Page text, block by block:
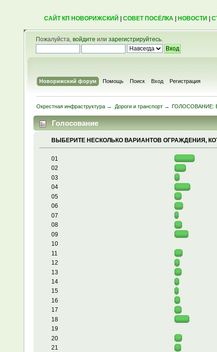
САЙТ КП НОВОРИЖСКИЙ СОВЕТ ПОСЁЛКА| НОВОСТИ
Пожалуйста, войдите или зарегистрируйтесь.
Новорижский форум Помощь Поиск Вход Регистрация
Окрестная инфраструктура → Дороги и транспорт→ ГОЛОСОВАНИЕ:
Голосование
ВЫБЕРИТЕ НЕСКОЛЬКО ВАРИАНТОВ ОГРАЖДЕНИЯ,
01
02
03
04
05
06
07
08
09
10
11
12
13
14
15
16
17
18
19
20
21